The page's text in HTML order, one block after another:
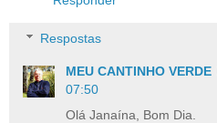
Respostas
MEU CANTINHO VERDE
07:50
Olá Janaína, Bom Dia.